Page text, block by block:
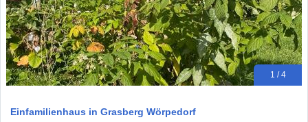
1 / 4
Einfamilienhaus in Grasberg Wörpedorf